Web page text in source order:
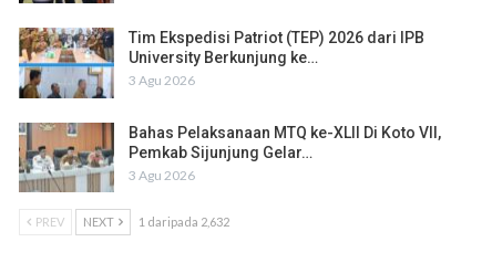
Tim Ekspedisi Patriot (TEP) 2026 dari IPB
University Berkunjung ke…
3 Agu 2026
Bahas Pelaksanaan MTQ ke-XLII Di Koto VII,
Pemkab Sijunjung Gelar…
3 Agu 2026
PREV NEXT 1 daripada 2,632